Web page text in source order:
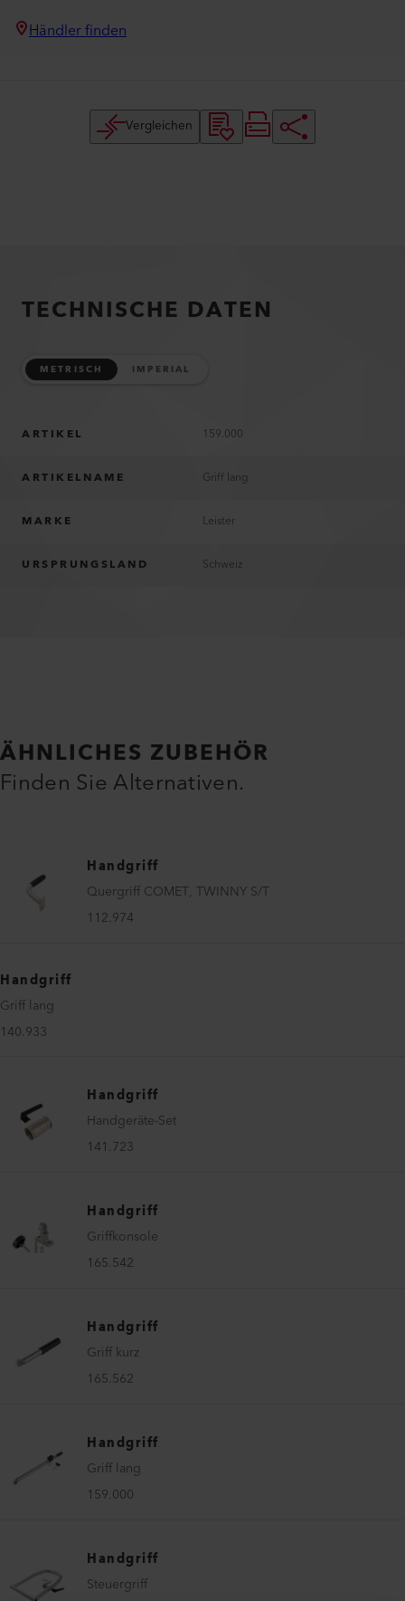
Händler finden
Vergleichen
TECHNISCHE DATEN
METRISCH IMPERIAL
ARTIKEL 159.000
ARTIKELNAME Griff lang
MARKE Leister
URSPRUNGSLAND Schweiz
ÄHNLICHES ZUBEHÖR
Finden Sie Alternativen.
Handgriff
Quergriff COMET, TWINNY S/T
112.974
Handgriff
Griff lang
140.933
Handgriff
Handgeräte-Set
141.723
Handgriff
Griffkonsole
165.542
Handgriff
Griff kurz
165.562
Handgriff
Griff lang
159.000
Handgriff
Steuergriff